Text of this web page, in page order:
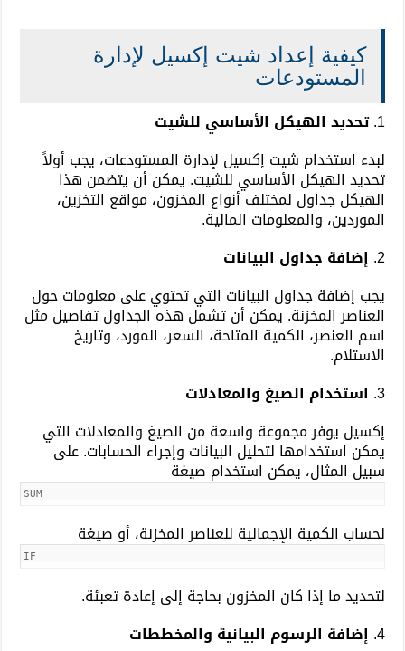
كيفية إعداد شيت إكسيل لإدارة
المستودعات
1. تحديد الهيكل الأساسي للشيت
لبدء استخدام شيت إكسيل لإدارة المستودعات، يجب أولاً
تحديد الهيكل الأساسي للشيت. يمكن أن يتضمن هذا
الهيكل جداول لمختلف أنواع المخزون، مواقع التخزين،
الموردين، والمعلومات المالية.
2. إضافة جداول البيانات
يجب إضافة جداول البيانات التي تحتوي على معلومات حول
العناصر المخزنة. يمكن أن تشمل هذه الجداول تفاصيل مثل
اسم العنصر، الكمية المتاحة، السعر، المورد، وتاريخ
الاستلام.
3. استخدام الصيغ والمعادلات
إكسيل يوفر مجموعة واسعة من الصيغ والمعادلات التي
يمكن استخدامها لتحليل البيانات وإجراء الحسابات. على
سبيل المثال، يمكن استخدام صيغة
SUM
لحساب الكمية الإجمالية للعناصر المخزنة، أو صيغة
IF
لتحديد ما إذا كان المخزون بحاجة إلى إعادة تعبئة.
4. إضافة الرسوم البيانية والمخططات